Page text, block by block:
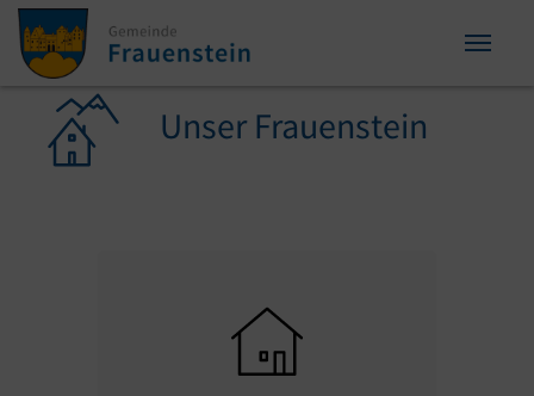
Zum Inhalt springen
Zum Seitenende springen
Sie sind hier: Unser Frauenstein